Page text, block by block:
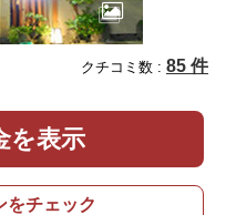
クチコミ数 : 85 件
を表示
をチェック